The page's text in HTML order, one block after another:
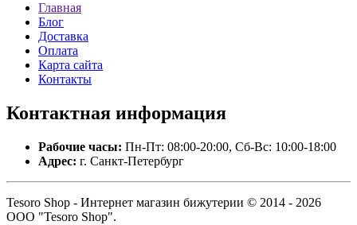
Главная
Блог
Доставка
Оплата
Карта сайта
Контакты
Контактная информация
Рабочие часы: Пн-Пт: 08:00-20:00, Сб-Вс: 10:00-18:00
Адрес: г. Санкт-Петербург
Tesoro Shop - Интернет магазин бижутерии © 2014 - 2026
ООО "Tesoro Shop".